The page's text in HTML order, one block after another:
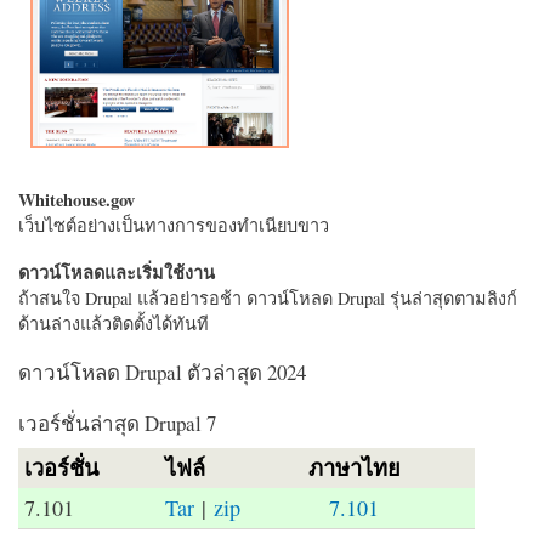
Whitehouse.gov
เว็บไซต์อย่างเป็นทางการของทำเนียบขาว
ดาวน์โหลดและเริ่มใช้งาน
ถ้าสนใจ Drupal แล้วอย่ารอช้า ดาวน์โหลด Drupal รุ่นล่าสุดตามลิงก์
ด้านล่างแล้วติดตั้งได้ทันที
ดาวน์โหลด Drupal ตัวล่าสุด 2024
เวอร์ชั่นล่าสุด Drupal 7
เวอร์ชั่น ไฟล์ ภาษาไทย
7.101 Tar |zip 7.101